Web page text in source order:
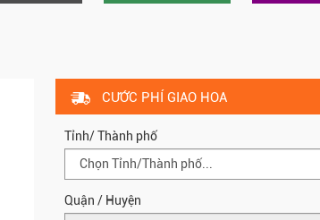
CƯỚC PHÍ GIAO HOA
Tỉnh/ Thành phố
Quận / Huyện